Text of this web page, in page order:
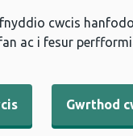
cwcis
ac i fesur
Gwrthod